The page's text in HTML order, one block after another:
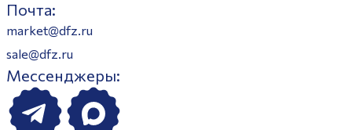
Почта:
market@dfz.ru
sale@dfz.ru
Мессенджеры: